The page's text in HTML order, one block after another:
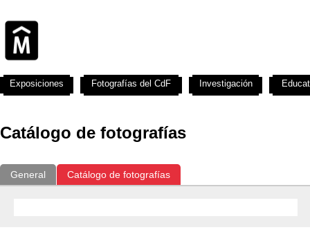
Catálogo de fotografías
General Catálogo de fotografías
Exposiciones Fotografías del CdF Investigación